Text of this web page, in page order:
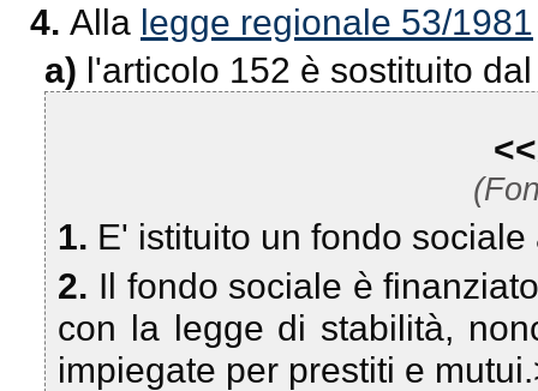
4. Alla legge regionale 53/1981
a) l'articolo 152 è sostituito
1. E' istituito un fondo
2. Il fondo sociale è
con la legge di stabilità,
impiegate per prestiti e